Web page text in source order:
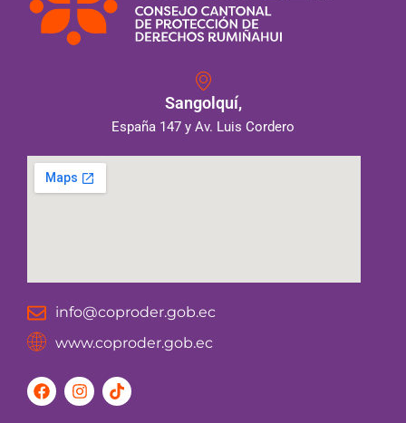
Sangolquí,
España 147 y Av. Luis Cordero
info@coproder.gob.ec
www.coproder.gob.ec
F
a
I
n
T
i